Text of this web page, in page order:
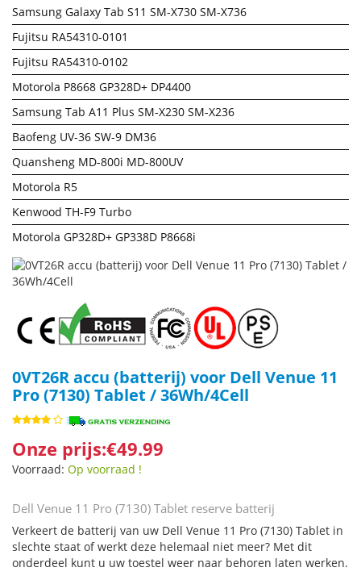
Samsung Galaxy Tab S11 SM-X730 SM-X736
Fujitsu RA54310-0101
Fujitsu RA54310-0102
Motorola P8668 GP328D+ DP4400
Samsung Tab A11 Plus SM-X230 SM-X236
Baofeng UV-36 SW-9 DM36
Quansheng MD-800i MD-800UV
Motorola R5
Kenwood TH-F9 Turbo
Motorola GP328D+ GP338D P8668i
0VT26R accu (batterij) voor Dell Venue 11
Pro (7130) Tablet / 36Wh/4Cell
Onze prijs:€49.99
Voorraad: Op voorraad !
Dell Venue 11 Pro (7130) Tablet reserve batterij
Verkeert de batterij van uw Dell Venue 11 Pro (7130) Tablet in
slechte staat of werkt deze helemaal niet meer? Met dit
onderdeel kunt u uw toestel weer naar behoren laten werken.